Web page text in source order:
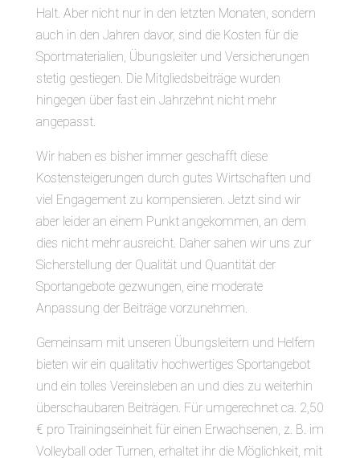
Halt. Aber nicht nur in den letzten Monaten, sondern
auch in den Jahren davor, sind die Kosten für die
Sportmaterialien, Übungsleiter und Versicherungen
stetig gestiegen. Die Mitgliedsbeiträge wurden
hingegen über fast ein Jahrzehnt nicht mehr
angepasst.
Wir haben es bisher immer geschafft diese
Kostensteigerungen durch gutes Wirtschaften und
viel Engagement zu kompensieren. Jetzt sind wir
aber leider an einem Punkt angekommen, an dem
dies nicht mehr ausreicht. Daher sahen wir uns zur
Sicherstellung der Qualität und Quantität der
Sportangebote gezwungen, eine moderate
Anpassung der Beiträge vorzunehmen.
Gemeinsam mit unseren Übungsleitern und Helfern
bieten wir ein qualitativ hochwertiges Sportangebot
und ein tolles Vereinsleben an und dies zu weiterhin
überschaubaren Beiträgen. Für umgerechnet ca. 2,50
€ pro Trainingseinheit für einen Erwachsenen, z. B. im
Volleyball oder Turnen, erhaltet ihr die Möglichkeit, mit